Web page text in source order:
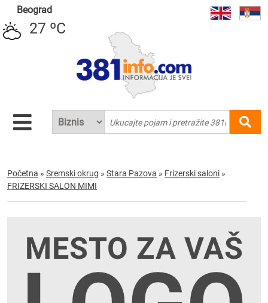
Beograd
27 ºC
Početna » Sremski okrug » Stara Pazova » Frizerski saloni »
FRIZERSKI SALON MIMI